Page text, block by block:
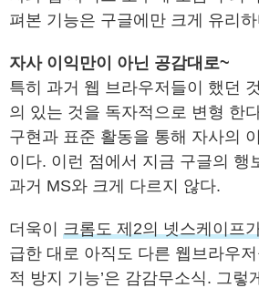
펴본 기능은 구글에만 크게 유리
자사 이익만이 아닌 공감대로~
특히 과거 웹 브라우저들이 했던
의 있는 것을 독자적으로 변형 한
구현과 표준 활동을 통해 자사의
이다. 이런 점에서 지금 구글의 행
과거 MS와 크게 다르지 않다.
더욱이 크롬도 제2의 넷스케이프
급한 대로 아직도 다른 웹브라우
적 방지 기능’은 감감무소식. 그렇